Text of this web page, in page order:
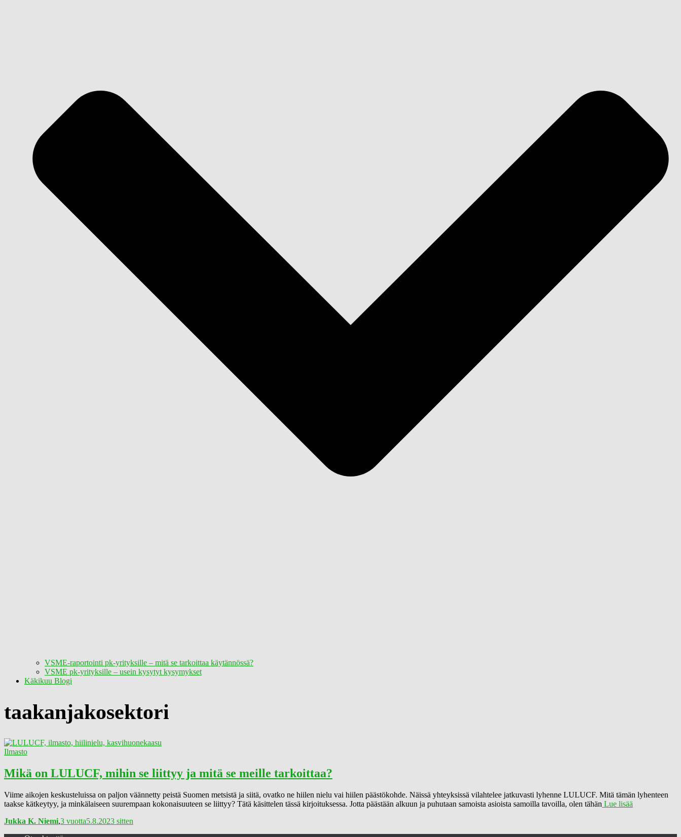
VSME-raportointi pk-yrityksille – mitä se tarkoittaa käytännössä?
VSME pk-yrityksille – usein kysytyt kysymykset
Käkikuu Blogi
taakanjakosektori
Ilmasto
Mikä on LULUCF, mihin se liittyy ja mitä se meille tarkoittaa?
Viime aikojen keskusteluissa on paljon väännetty peistä Suomen metsistä ja siitä, ovatko ne hiilen nielu vai hiilen päästökohde. Näissä yhteyksissä vilahtelee jatkuvasti lyhenne LULUCF. Mitä tämän lyhenteen
taakse kätkeytyy, ja minkälaiseen suurempaan kokonaisuuteen se liittyy? Tätä käsittelen tässä kirjoituksessa. Jotta päästään alkuun ja puhutaan samoista asioista samoilla tavoilla, olen tähän Lue lisää
Jukka K. Niemi,3 vuotta5.8.2023 sitten